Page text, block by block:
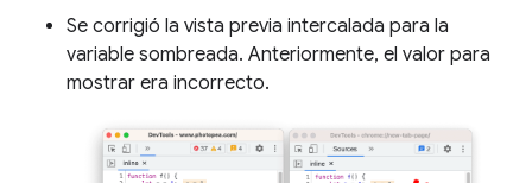
Se corrigió la vista previa intercalada para la
variable sombreada. Anteriormente, el valor para
mostrar era incorrecto.